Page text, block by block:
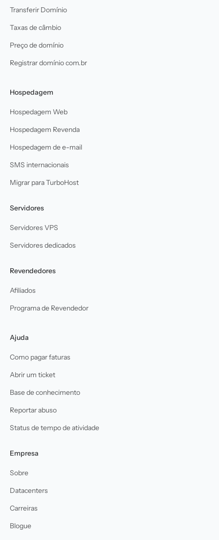
Transferir Domínio
Taxas de câmbio
Preço de domínio
Registrar domínio com.br
Hospedagem
Hospedagem Web
Hospedagem Revenda
Hospedagem de e-mail
SMS internacionais
Migrar para TurboHost
Servidores
Servidores VPS
Servidores dedicados
Revendedores
Afiliados
Programa de Revendedor
Ajuda
Como pagar faturas
Abrir um ticket
Base de conhecimento
Reportar abuso
Status de tempo de atividade
Empresa
Sobre
Datacenters
Carreiras
Blogue